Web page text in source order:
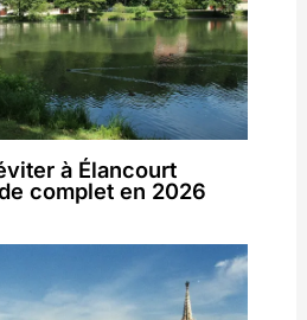
à Élancourt
complet en 2026